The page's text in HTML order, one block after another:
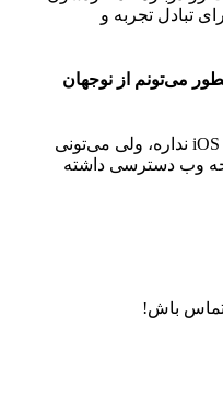
تبادل تجربه و
می‌تونم از نوجهان
در حال حاضر، نوجهان اپلیکیشن iOS نداره، ولی می‌تونی
وب دسترسی داشته
تماس باش!